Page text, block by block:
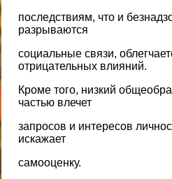
последствиям, что и
разрываются
социальные связи,
отрицательных влияний.
Кроме того, низкий
частью влечет
запросов и интересов
искажает
самооценку.